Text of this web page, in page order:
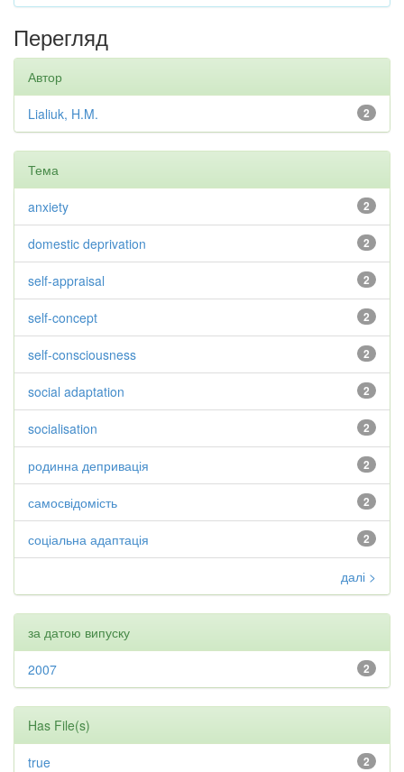
Перегляд
Автор
2
Lialiuk, H.M.
Тема
2
anxiety
2
domestic deprivation
2
self-appraisal
2
self-concept
2
self-consciousness
2
social adaptation
2
socialisation
2
родинна депривація
2
самосвідомість
2
соціальна адаптація
далі >
за датою випуску
2
2007
Has File(s)
2
true